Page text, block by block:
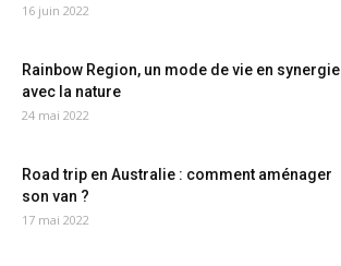
16 juin 2022
Rainbow Region, un mode de vie en synergie
avec la nature
24 mai 2022
Road trip en Australie : comment aménager
son van ?
17 mai 2022